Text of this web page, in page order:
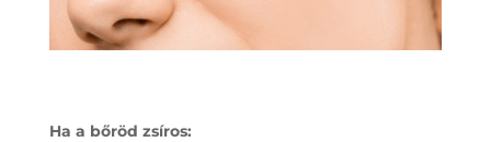
Ha a bőröd zsíros: